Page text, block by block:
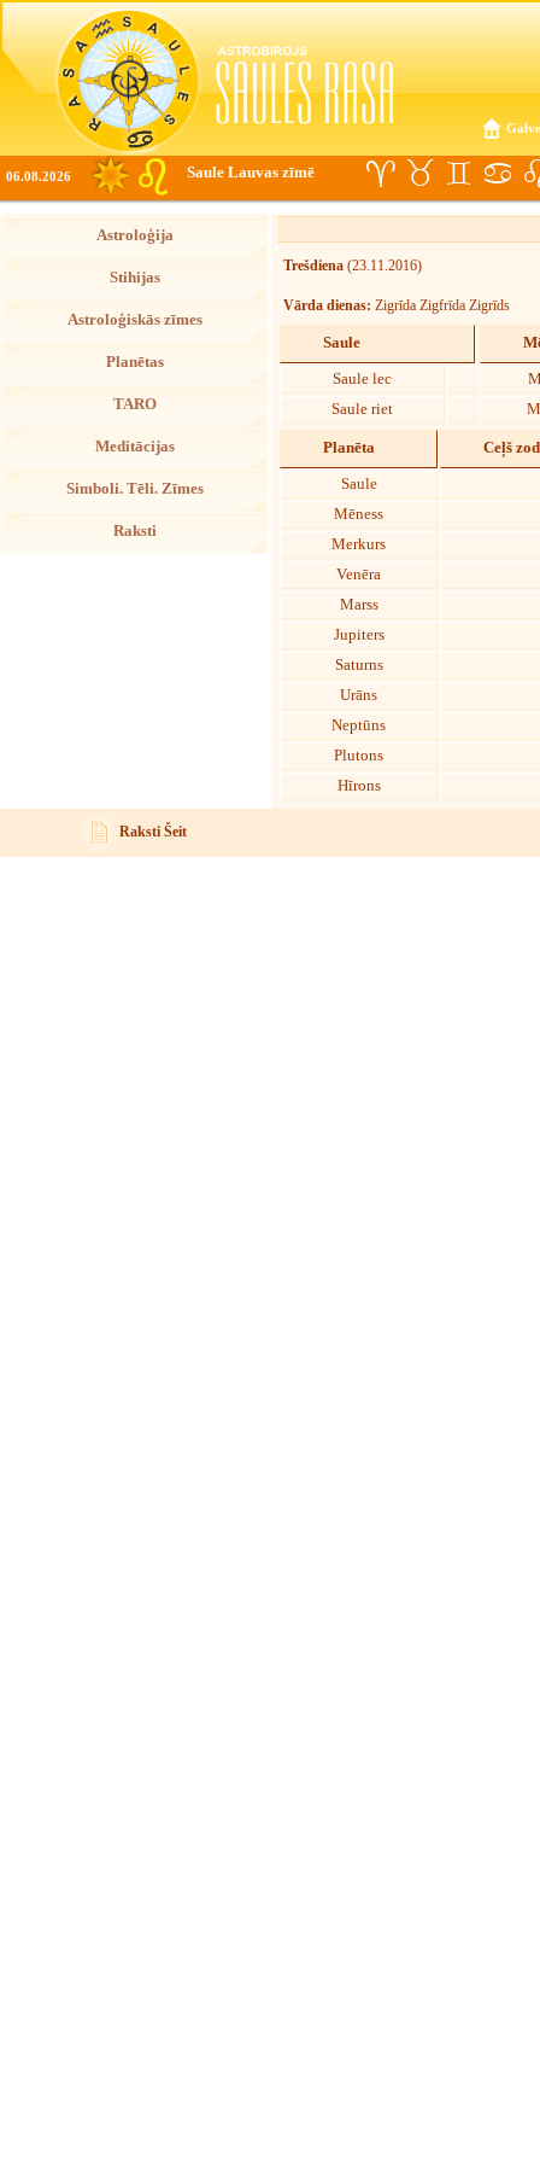
06.08.2026 Saule Lauvas zīmē
Astroloģija
Stihijas
Astroloģiskās zīmes
Planētas
TARO
Meditācijas
Simboli. Tēli. Zīmes
Raksti
Trešdiena (23.11.2016)
Vārda dienas: Zigrīda Zigfrīda Zigrīds
Saule
Saule lec
Saule riet
Planēta Ceļš
Saule
Mēness
Merkurs
Venēra
Marss
Jupiters
Saturns
Urāns
Neptūns
Plutons
Hīrons
Raksti Šeit